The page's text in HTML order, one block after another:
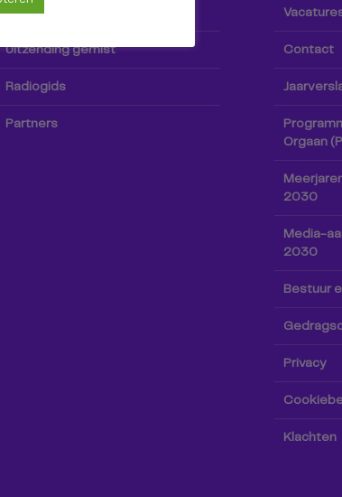
TV-gids
Uitzending gemist
Radiogids
Partners
Contact
Orgaan
2030
Media-
2030
Bestuur
Privacy
Klachten